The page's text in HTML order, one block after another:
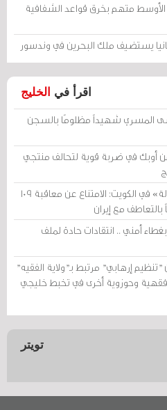
متهم بخرق قواعد الشفافية
يستضيف ملك البحرين في وندسور
اقرأ في الخليج
المسري شهيداً مظلومًا بالسجن
أوبك في ضربة قوية لتحالف منتجي
محكمة «أمن الدولة» في الكويت: الامتناع عن معاقبة 109
أمني .. انتقادات حادة لملف
إرهابي" مرتبط بـ"ولاية الفقيه"
وحوزوية أخرى في تخبط خليجي
تويتر